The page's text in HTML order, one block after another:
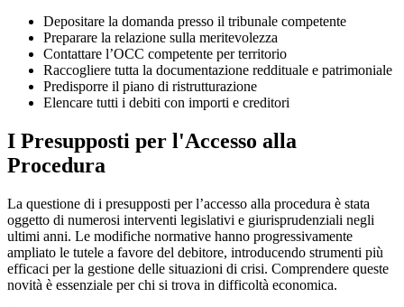
Depositare la domanda presso il tribunale competente
Preparare la relazione sulla meritevolezza
Contattare l’OCC competente per territorio
Raccogliere tutta la documentazione reddituale e patrimoniale
Predisporre il piano di ristrutturazione
Elencare tutti i debiti con importi e creditori
I Presupposti per l'Accesso alla
Procedura
La questione di i presupposti per l’accesso alla procedura è stata
oggetto di numerosi interventi legislativi e giurisprudenziali negli
ultimi anni. Le modifiche normative hanno progressivamente
ampliato le tutele a favore del debitore, introducendo strumenti più
efficaci per la gestione delle situazioni di crisi. Comprendere queste
novità è essenziale per chi si trova in difficoltà economica.